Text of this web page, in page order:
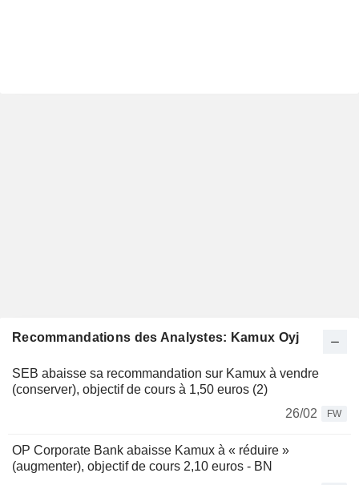
Recommandations des Analystes: Kamux Oyj
SEB abaisse sa recommandation sur Kamux à vendre
(conserver), objectif de cours à 1,50 euros (2)
26/02
FW
OP Corporate Bank abaisse Kamux à « réduire »
(augmenter), objectif de cours 2,10 euros - BN